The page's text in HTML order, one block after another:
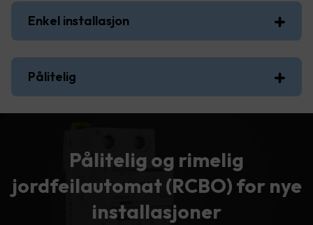
Enkel installasjon
Pålitelig
Pålitelig og rimelig
jordfeilautomat (RCBO) for nye
installasjoner